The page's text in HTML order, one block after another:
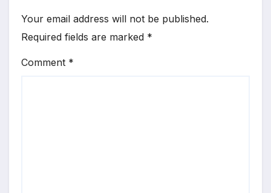
Your email address will not be published.
Required fields are marked *
Comment *